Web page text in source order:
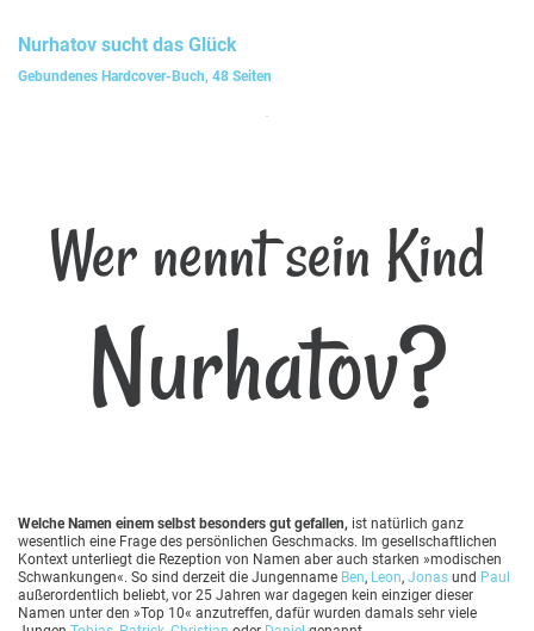
Nurhatov sucht das Glück
Gebundenes Hardcover-Buch, 48 Seiten
Wer nennt sein Kind
Nurhatov?
Welche Namen einem selbst besonders gut gefallen, ist natürlich ganz
wesentlich eine Frage des persönlichen Geschmacks. Im gesellschaftlichen
Kontext unterliegt die Rezeption von Namen aber auch starken »modischen
Schwankungen«. So sind derzeit die Jungenname Ben, Leon, Jonas und Paul
außerordentlich beliebt, vor 25 Jahren war dagegen kein einziger dieser
Namen unter den »Top 10« anzutreffen, dafür wurden damals sehr viele